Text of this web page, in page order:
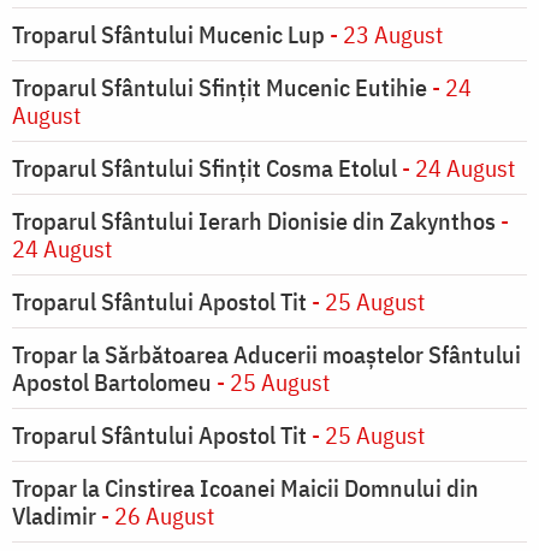
Troparul Sfântului Mucenic Lup - 23 August
Troparul Sfântului Sfinţit Mucenic Eutihie- 24
August
Troparul Sfântului Sfinţit Cosma Etolul- 24 August
Troparul Sfântului Ierarh Dionisie din Zakynthos -
24 August
Troparul Sfântului Apostol Tit - 25 August
Tropar la Sărbătoarea Aducerii moaştelor Sfântului
Apostol Bartolomeu - 25 August
Troparul Sfântului Apostol Tit - 25 August
Tropar la Cinstirea Icoanei Maicii Domnului din
Vladimir- 26 August